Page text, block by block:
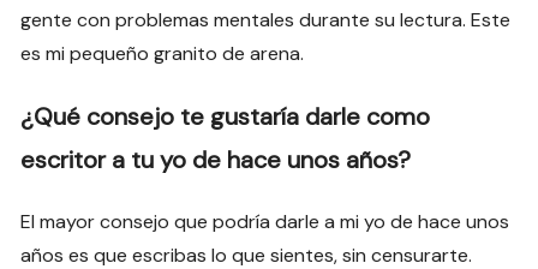
gente con problemas mentales durante su lectura. Este
es mi pequeño granito de arena.
¿Qué consejo te gustaría darle como
escritor a tu yo de hace unos años?
El mayor consejo que podría darle a mi yo de hace unos
años es que escribas lo que sientes, sin censurarte.